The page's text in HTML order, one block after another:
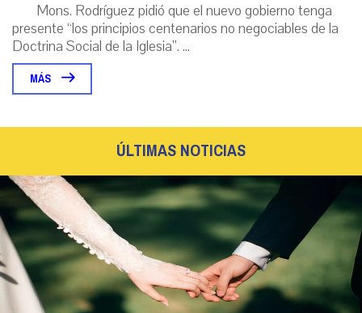
Mons. Rodríguez pidió que el nuevo gobierno tenga
presente “los principios centenarios no negociables de la
Doctrina Social de la Iglesia”. ...
MÁS
ÚLTIMAS NOTICIAS